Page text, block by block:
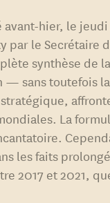
hier, le
par le Secrétaire
synthèse de
— sans toutefois
La
les faits
2017 et 2021,